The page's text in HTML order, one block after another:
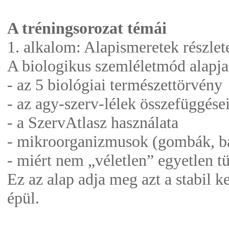
A tréningsorozat témái
1. alkalom: Alapismeretek
A biologikus szemléletmód
- az 5 biológiai természettörvény
- az agy-szerv-lélek
- a SzervAtlasz használata
- mikroorganizmusok (gombák,
- miért nem „véletlen” egyetlen
Ez az alap adja meg azt a stabil
épül.